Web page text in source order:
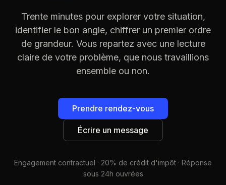
Trente minutes pour explorer votre situation,
identifier le bon angle, chiffrer un premier ordre
de grandeur. Vous repartez avec une lecture
claire de votre problème, que nous travaillions
ensemble ou non.
Prendre rendez-vous
Écrire un message
Engagement contractuel · 20% de crédit d'impôt · Réponse
sous 24h ouvrées